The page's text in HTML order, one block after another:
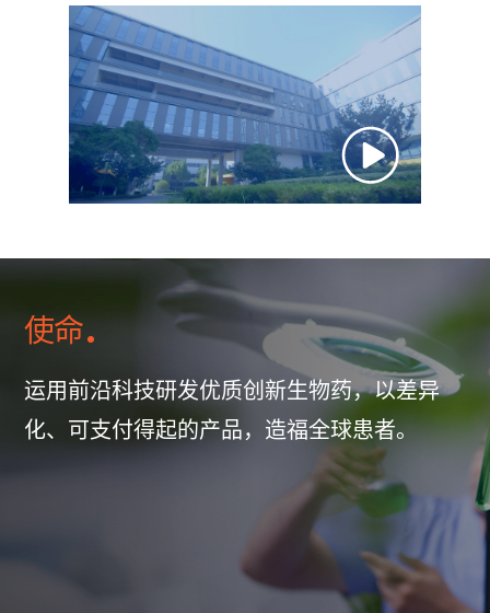
使命
运用前沿科技研发优质创新生物药，以差异
化、可支付得起的产品，造福全球患者。